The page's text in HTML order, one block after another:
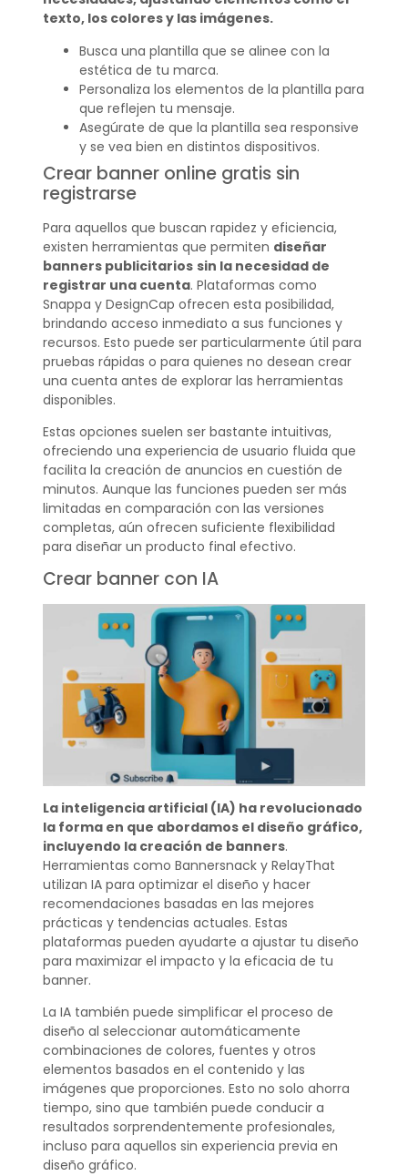
texto, los colores y las imágenes.
Busca una plantilla que se alinee con la
estética de tu marca.
Personaliza los elementos de la plantilla para
que reflejen tu mensaje.
Asegúrate de que la plantilla sea responsive
y se vea bien en distintos dispositivos.
Crear banner online gratis sin
registrarse
Para aquellos que buscan rapidez y eficiencia,
existen herramientas que permiten diseñar
banners publicitarios sin la necesidad de
registrar una cuenta. Plataformas como
Snappa y DesignCap ofrecen esta posibilidad,
brindando acceso inmediato a sus funciones y
recursos. Esto puede ser particularmente útil para
pruebas rápidas o para quienes no desean crear
una cuenta antes de explorar las herramientas
disponibles.
Estas opciones suelen ser bastante intuitivas,
ofreciendo una experiencia de usuario fluida que
facilita la creación de anuncios en cuestión de
minutos. Aunque las funciones pueden ser más
limitadas en comparación con las versiones
completas, aún ofrecen suficiente flexibilidad
para diseñar un producto final efectivo.
Crear banner con IA
La inteligencia artificial (IA) ha revolucionado
la forma en que abordamos el diseño gráfico,
incluyendo la creación de banners.
Herramientas como Bannersnack y RelayThat
utilizan IA para optimizar el diseño y hacer
recomendaciones basadas en las mejores
prácticas y tendencias actuales. Estas
plataformas pueden ayudarte a ajustar tu diseño
para maximizar el impacto y la eficacia de tu
banner.
La IA también puede simplificar el proceso de
diseño al seleccionar automáticamente
combinaciones de colores, fuentes y otros
elementos basados en el contenido y las
imágenes que proporciones. Esto no solo ahorra
tiempo, sino que también puede conducir a
resultados sorprendentemente profesionales,
incluso para aquellos sin experiencia previa en
diseño gráfico.